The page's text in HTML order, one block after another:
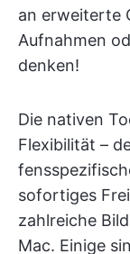
an erweiterte
Aufnahmen
denken!
Die nativen
Flexibilität –
sofortiges
zahlreiche
Mac. Einige